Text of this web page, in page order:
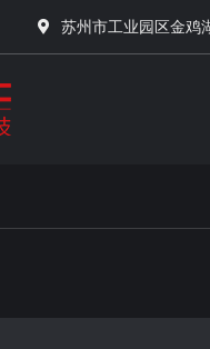
苏州市工业园区金鸡
清谱科技中